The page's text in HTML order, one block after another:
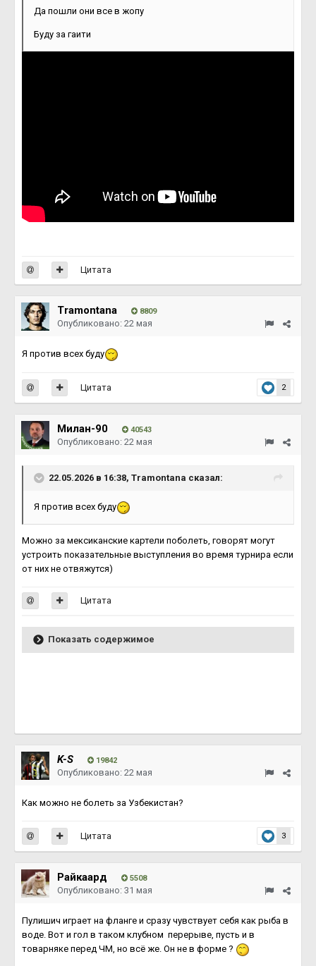
Да пошли они все в жопу
Буду за гаити
Цитата
Tramontana 8809
Опубликовано: 22 мая
Я против всех буду
2
Цитата
Милан-90 40543
Опубликовано: 22 мая
22.05.2026 в 16:38, Tramontana сказал:
Я против всех буду
Можно за мексиканские картели поболеть, говорят могут
устроить показательные выступления во время турнира если
от них не отвяжутся)
Цитата
Показать содержимое
K-S 19842
Опубликовано: 22 мая
Как можно не болеть за Узбекистан?
3
Цитата
Райкаард 5508
Опубликовано: 31 мая
Пулишич играет на фланге и сразу чувствует себя как рыба в
воде. Вот и гол в таком клубном перерыве, пусть и в
товарняке перед ЧМ, но всё же. Он не в форме ?